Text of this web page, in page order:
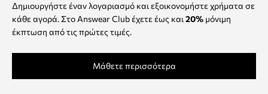
Δημιουργήστε έναν λογαριασμό και εξοικονομήστε χρήματα σε
κάθε αγορά. Στο Answear Club έχετε έως και20% μόνιμη
έκπτωση από τις πρώτες τιμές.
Μάθετε περισσότερα